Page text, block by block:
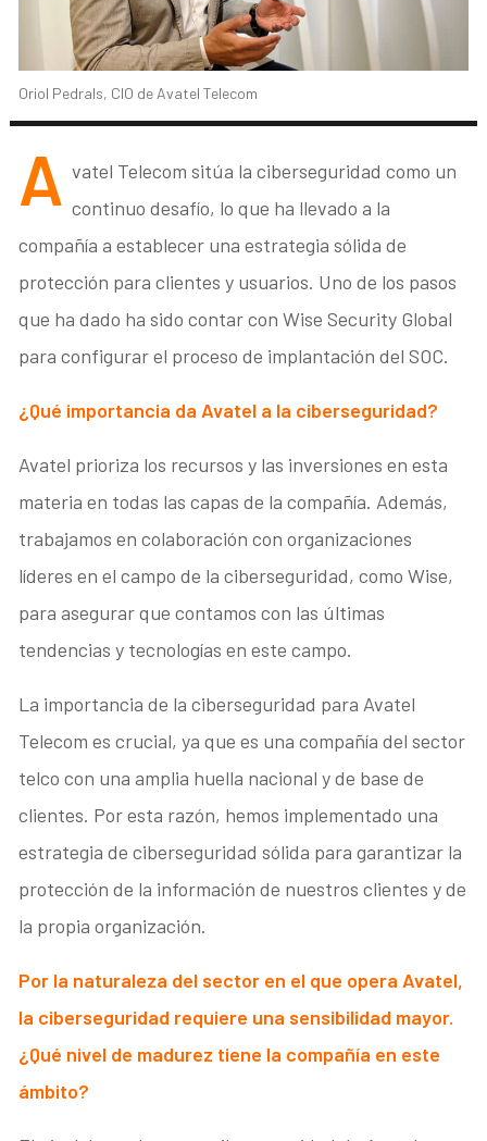
Oriol Pedrals, CIO de Avatel Telecom
A vatel Telecom sitúa la ciberseguridad como un
continuo desafío, lo que ha llevado a la
compañía a establecer una estrategia sólida de
protección para clientes y usuarios. Uno de los pasos
que ha dado ha sido contar con Wise Security Global
para configurar el proceso de implantación del SOC.
¿Qué importancia da Avatel a la ciberseguridad?
Avatel prioriza los recursos y las inversiones en esta
materia en todas las capas de la compañía. Además,
trabajamos en colaboración con organizaciones
líderes en el campo de la ciberseguridad, como Wise,
para asegurar que contamos con las últimas
tendencias y tecnologías en este campo.
La importancia de la ciberseguridad para Avatel
Telecom es crucial, ya que es una compañía del sector
telco con una amplia huella nacional y de base de
clientes. Por esta razón, hemos implementado una
estrategia de ciberseguridad sólida para garantizar la
protección de la información de nuestros clientes y de
la propia organización.
Por la naturaleza del sector en el que opera Avatel,
la ciberseguridad requiere una sensibilidad mayor.
¿Qué nivel de madurez tiene la compañía en este
ámbito?